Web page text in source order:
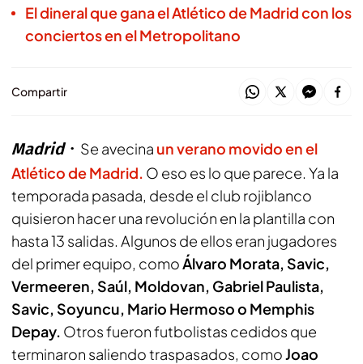
El dineral que gana el Atlético de Madrid con los
conciertos en el Metropolitano
Compartir
Madrid Se avecina un verano movido en el
Atlético de Madrid. O eso es lo que parece. Ya la
temporada pasada, desde el club rojiblanco
quisieron hacer una revolución en la plantilla con
hasta 13 salidas. Algunos de ellos eran jugadores
del primer equipo, comoÁlvaro Morata, Savic,
Vermeeren, Saúl, Moldovan, Gabriel Paulista,
Savic, Soyuncu, Mario Hermoso o Memphis
Depay. Otros fueron futbolistas cedidos que
terminaron saliendo traspasados, comoJoao